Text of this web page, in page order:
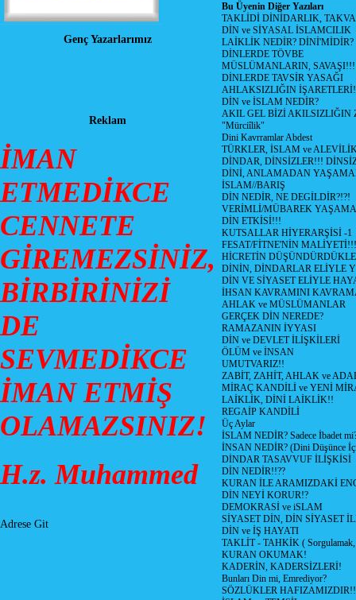
Genç Yazarlarımız
Reklam
İMAN
ETMEDİKCE
CENNETE
GİREMEZSİNİZ,
BİRBİRİNİZİ
DE
SEVMEDİKCE
İMAN ETMİŞ
OLAMAZSINIZ!
H.z. Muhammed
Adrese Git
Bu Üyenin Diğer Yazıları
TAKLİDİ DİNİDARLIK,
DİN ve SİYASAL İSLAMCILIK
LAİKLİK NEDİR? DİNİ'MİDİR?
DİNLERDE TÖVBE
MÜSLÜMANLARIN, SAVAŞI!!!
DİNLERDE TAVSİR YASAĞI
AHLAKSIZLIĞIN
DİN ve İSLAM NEDİR?
AKIL GEL BİZİ AKILSIZLIĞIN
"Mürciîlik"
Dini Kavrramlar Abdest
TÜRKLER, İSLAM ve
DİNDAR, DİNSİZLER!!!
DİNİ, ANLAMADAN
İSLAM//BARIŞ
DİN NEDİR, NE DEGİLDİR?!?!
VERİMLİ/MÜBAREK
DİN ETKİSİ!!!
KUTSALLAR HİYERARŞİSİ -1
FESAT/FİTNE'NİN MALİYETİ!!!
HİCRETİN
DİNİN, DİNDARLAR ELİYLE
DİN VE SİYASET ELİYLE
İHSAN KAVRAMINI
AHLAK ve MÜSLÜMANLAR
GERÇEK DİN NEREDE?
RAMAZANIN İYYASI
DİN ve DEVLET İLİŞKİLERİ
ÖLÜM ve İNSAN
UMUTVARIZ!!
ZABİT, ZAHİT, AHLAK ve
MİRAÇ KANDİLİ ve YENİ
LAİKLİK, DİNİ LAİKLİK!!
REGAİP KANDİLİ
Üç Aylar
İSLAM NEDİR? Sadece İbadet
İNSAN NEDİR? (Dini Düşünce
DİNDAR TASAVVUF İLİŞKİSİ
DİN NEDİR!!??
KURAN İLE ARAMIZDAKİ
DİN NEYİ KORUR!?
DEMOKRASİ ve iSLAM
SİYASET DİN, DİN SİYASET
DİN ve İŞ HAYATI
TAKLİT - TAHKİK ( Sorgulamak,
KURAN OKUMAK!
KADERİN, KADERSİZLERİ!
Bunları Din mi, Emrediyor?
SÖZLÜKLER HAFIZAMIZDIR!!